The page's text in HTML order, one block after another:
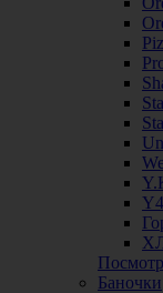
Y4
Баночки